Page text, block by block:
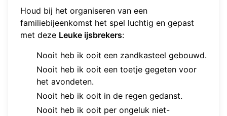
Houd bij het organiseren van een
familiebijeenkomst het spel luchtig en gepast
met deze Leuke ijsbrekers:
Nooit heb ik ooit een zandkasteel gebouwd.
Nooit heb ik ooit een toetje gegeten voor
het avondeten.
Nooit heb ik ooit in de regen gedanst.
Nooit heb ik ooit per ongeluk niet-